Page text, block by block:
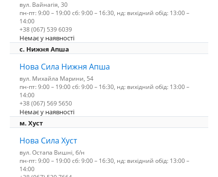
вул. Вайнагія, 30
пн-пт: 9:00 – 19:00 сб: 9:00 – 16:30, нд: вихідний обід: 13:00 –
14:00
+38 (067) 539 6039
Немає у наявності
с. Нижня Апша
Нова Сила Нижня Апша
вул. Михайла Марини, 54
пн-пт: 9:00 – 19:00 сб: 9:00 – 16:30, нд: вихідний обід: 13:00 –
14:00
+38 (067) 569 5650
Немає у наявності
м. Хуст
Нова Сила Хуст
вул. Остапа Вишні, б/н
пн-пт: 9:00 – 19:00 сб: 9:00 – 16:30, нд: вихідний обід: 13:00 –
14:00